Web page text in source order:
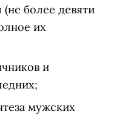
более девяти
их
и
мужских